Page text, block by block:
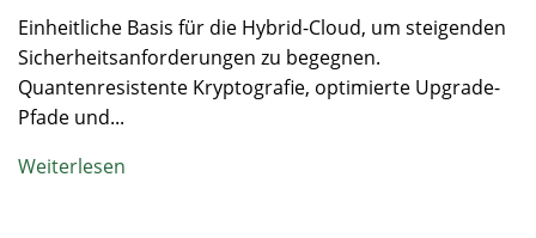
Einheitliche Basis für die Hybrid-Cloud, um steigenden
Sicherheitsanforderungen zu begegnen.
Quantenresistente Kryptografie, optimierte Upgrade-
Pfade und...
Weiterlesen